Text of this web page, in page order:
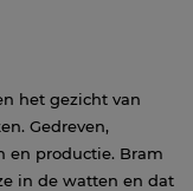
het gezicht van
Gedreven,
en productie. Bram
in de watten en dat